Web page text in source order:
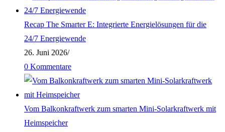
Recap The Smarter E: Integrierte Energielösungen für die
24/7 Energiewende
26. Juni 2026/
0 Kommentare
Vom Balkonkraftwerk zum smarten Mini-Solarkraftwerk mit
Heimspeicher